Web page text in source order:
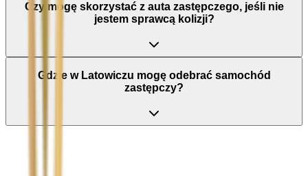
Czy mogę skorzystać z auta zastępczego, jeśli nie
jestem sprawcą kolizji?
Gdzie w Latowiczu mogę odebrać samochód
zastępczy?